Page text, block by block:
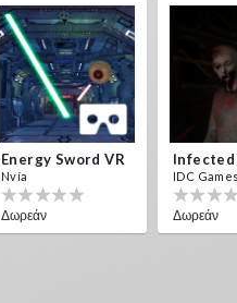
Energy Sword VR
Nvía
Δωρεάν
Infected
IDC Games
Δωρεάν